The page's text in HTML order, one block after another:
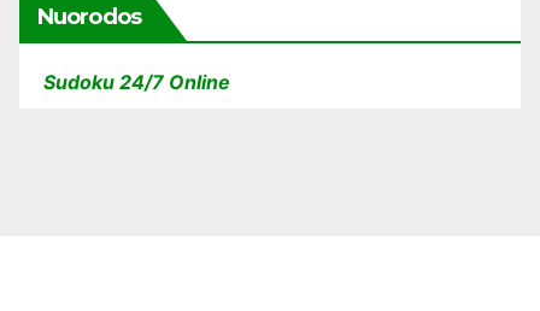
Nuorodos
Sudoku 24/7 Online